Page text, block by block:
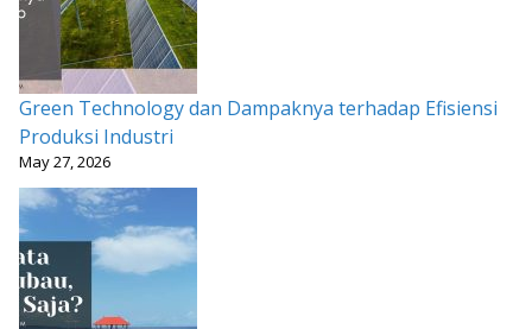
Green Technology dan Dampaknya terhadap Efisiensi
Produksi Industri
May 27, 2026